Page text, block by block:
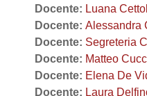
Docente: Luana
Docente: Alessandra
Docente: Segreteria
Docente: Matteo
Docente: Elena De
Docente: Laura